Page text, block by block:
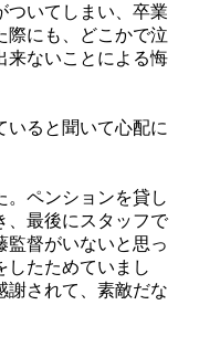
ついてしまい、卒業
際にも、どこかで泣
来ないことによる悔
いると聞いて心配に
。ペンションを貸し
、最後にスタッフで
監督がいないと思っ
したためていまし
謝されて、素敵だな